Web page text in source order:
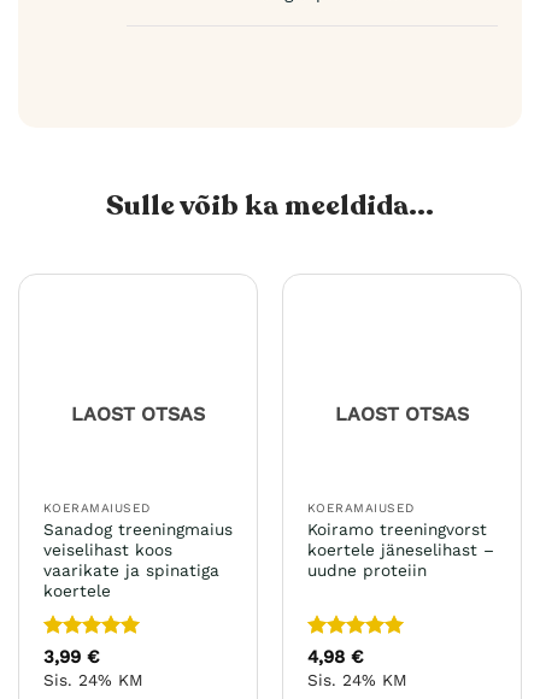
Sulle võib ka meeldida...
LAOST OTSAS
KOERAMAIUSED
Sanadog treeningmaius
veiselihast koos
vaarikate ja spinatiga
koertele
Hinnanguga
5/ 5
3,99 €
Sis. 24% KM
LAOST OTSAS
KOERAMAIUSED
Koiramo treeningvorst
koertele jäneselihast –
uudne proteiin
Hinnanguga
5/ 5
4,98 €
Sis. 24% KM